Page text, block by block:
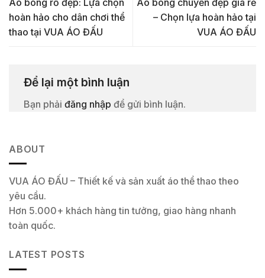
Áo bóng rổ đẹp: Lựa chọn
hoàn hảo cho dân chơi thể
thao tại VUA ÁO ĐẤU
Áo bóng chuyền đẹp giá rẻ
– Chọn lựa hoàn hảo tại
VUA ÁO ĐẤU
Để lại một bình luận
Bạn phải đăng nhập để gửi bình luận.
ABOUT
VUA ÁO ĐẤU – Thiết kế và sản xuất áo thể thao theo
yêu cầu.
Hơn 5.000+ khách hàng tin tưởng, giao hàng nhanh
toàn quốc.
LATEST POSTS